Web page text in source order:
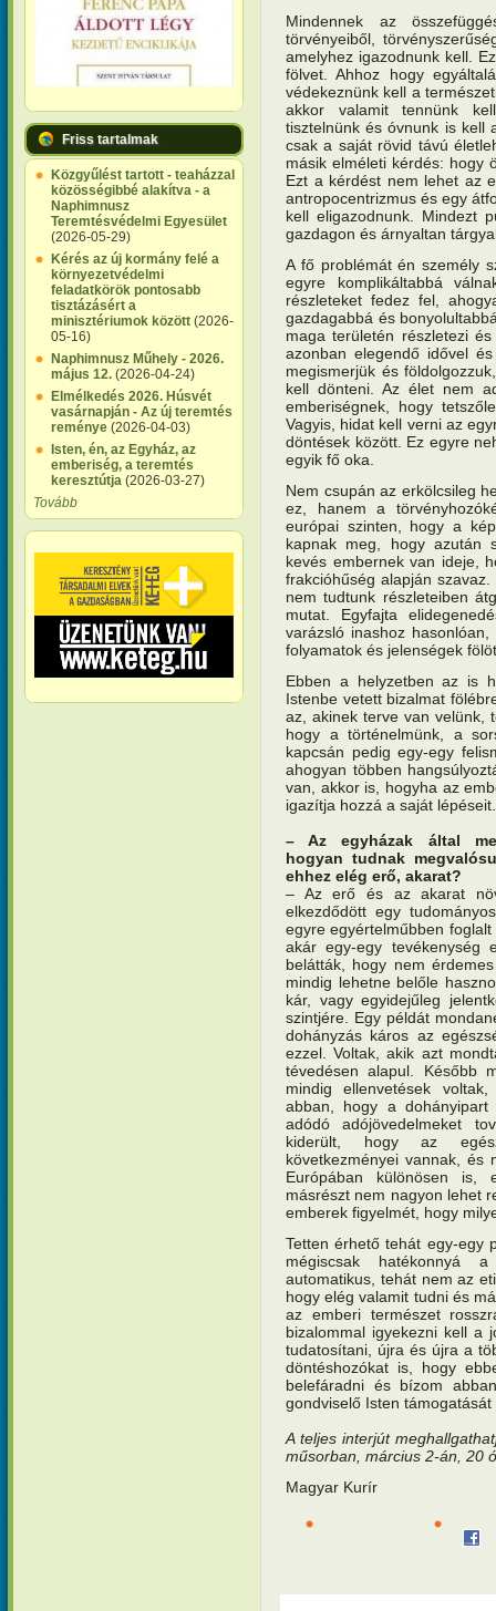
Friss tartalmak
Közgyűlést tartott - teaházzal
közösségibbé alakítva - a
Naphimnusz
Teremtésvédelmi Egyesület
(2026-05-29)
Kérés az új kormány felé a
környezetvédelmi
feladatkörök pontosabb
tisztázásért a
minisztériumok között (2026-
05-16)
Naphimnusz Műhely - 2026.
május 12. (2026-04-24)
Elmélkedés 2026. Húsvét
vasárnapján - Az új teremtés
reménye (2026-04-03)
Isten, én, az Egyház, az
emberiség, a teremtés
keresztútja (2026-03-27)
Tovább
Mindennek az
törvényeiből,
amelyhez igazodnunk kell.
fölvet. Ahhoz hogy
védekeznünk kell a
akkor valamit tennünk
tisztelnünk és óvnunk is kell
csak a saját rövid távú
másik elméleti kérdés: hogy
Ezt a kérdést nem lehet az
antropocentrizmus és egy
kell eligazodnunk. Mindezt
gazdagon és árnyaltan
A fő problémát én személy
egyre komplikáltabbá
részleteket fedez fel,
gazdagabbá és
maga területén részletezi
azonban elegendő idővel
megismerjük és
kell dönteni. Az élet nem
emberiségnek, hogy
Vagyis, hidat kell verni az
döntések között. Ez egyre
egyik fő oka.
Nem csupán az erkölcsileg
ez, hanem a
európai szinten, hogy a
kapnak meg, hogy azután
kevés embernek van ideje,
frakcióhűség alapján
nem tudtunk részleteiben
mutat. Egyfajta
varázsló inashoz
folyamatok és jelenségek
Ebben a helyzetben az is
Istenbe vetett bizalmat
az, akinek terve van velünk,
hogy a történelmünk, a
kapcsán pedig egy-egy
ahogyan többen
van, akkor is, hogyha az
igazítja hozzá a saját lépéseit.
– Az egyházak által
hogyan tudnak
ehhez elég erő, akarat?
– Az erő és az akarat
elkezdődött egy
egyre egyértelműbben
akár egy-egy tevékenység
belátták, hogy nem
mindig lehetne belőle
kár, vagy egyidejűleg
szintjére. Egy példát
dohányzás káros az
ezzel. Voltak, akik azt
tévedésen alapul. Később
mindig ellenvetések
abban, hogy a
adódó adójövedelmeket
kiderült, hogy az
következményei vannak, és
Európában különösen is,
másrészt nem nagyon lehet
emberek figyelmét, hogy
Tetten érhető tehát egy-egy
mégiscsak hatékonnyá
automatikus, tehát nem az
hogy elég valamit tudni és
az emberi természet
bizalommal igyekezni kell a
tudatosítani, újra és újra a
döntéshozókat is, hogy
belefáradni és bízom
gondviselő Isten támogatását
A teljes interjút
műsorban, március 2-án, 20
Magyar Kurír